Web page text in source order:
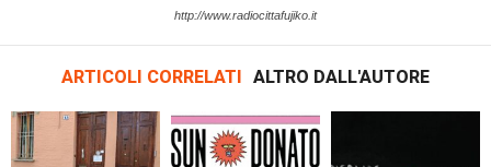
http://www.radiocittafujiko.it
ARTICOLI CORRELATI ALTRO DALL'AUTORE